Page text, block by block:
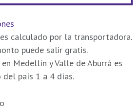
calculado por la transportadora.
puede salir gratis.
Medellín y Valle de Aburrá es
del país 1 a 4 días.